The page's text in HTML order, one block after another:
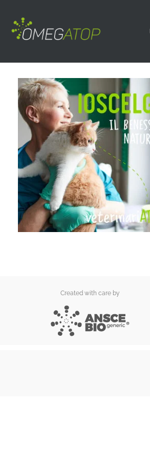
Created with care by